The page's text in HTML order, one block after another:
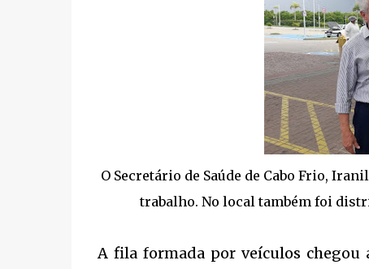
O Secretário de Saúde de Cabo Frio,
trabalho. No local também foi
A fila formada por veículos